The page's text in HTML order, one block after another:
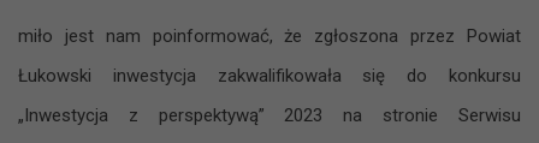
miło jest nam poinformować, że zgłoszona przez Powiat
Łukowski inwestycja zakwalifikowała się do konkursu
„Inwestycja z perspektywą” 2023 na stronie Serwisu